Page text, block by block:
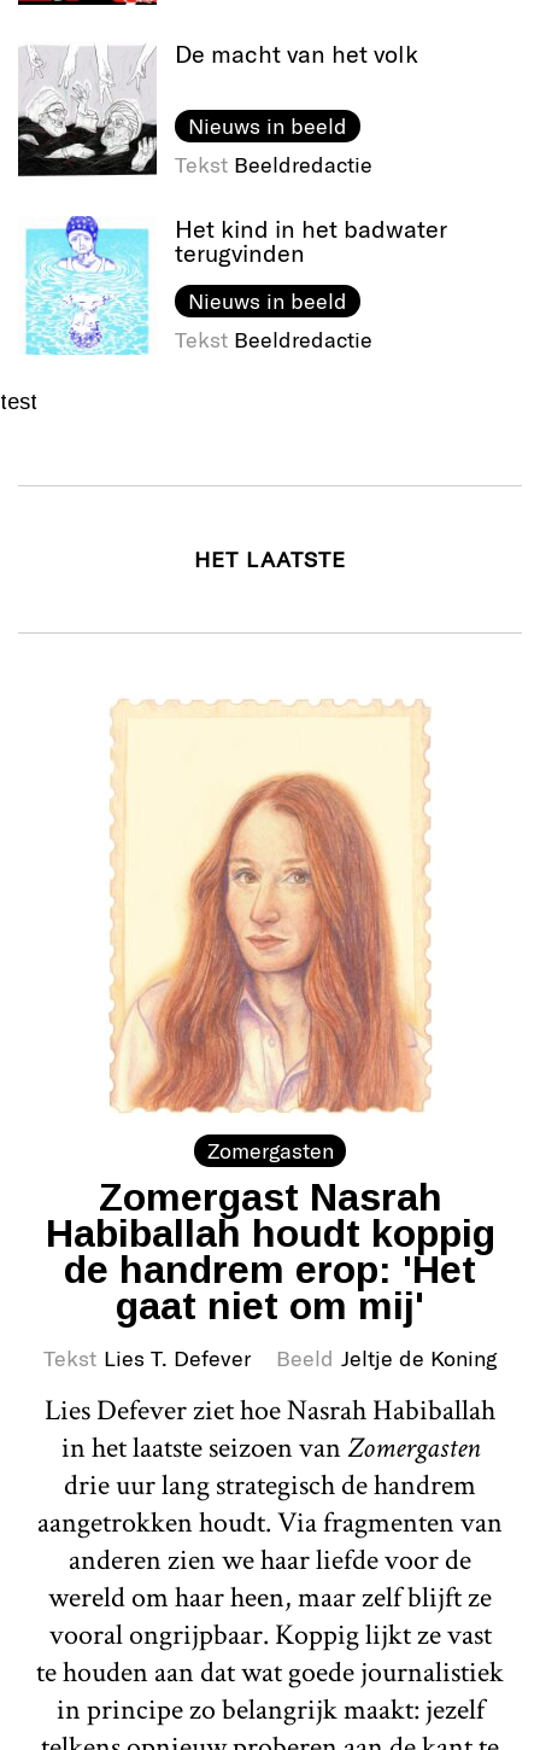
De macht van het volk
Nieuws in beeld
Tekst Beeldredactie
Het kind in het badwater
terugvinden
Nieuws in beeld
Tekst Beeldredactie
test
HET LAATSTE
Zomergasten
Zomergast Nasrah
Habiballah houdt koppig
de handrem erop: 'Het
gaat niet om mij'
Tekst Lies T. Defever Beeld Jeltje de Koning
Lies Defever ziet hoe Nasrah Habiballah
in het laatste seizoen vanZomergasten
drie uur lang strategisch de handrem
aangetrokken houdt. Via fragmenten van
anderen zien we haar liefde voor de
wereld om haar heen, maar zelf blijft ze
vooral ongrijpbaar. Koppig lijkt ze vast
te houden aan dat wat goede journalistiek
in principe zo belangrijk maakt: jezelf